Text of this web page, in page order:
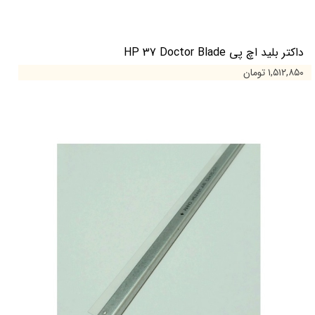
داکتر بلید اچ پی HP 37 Doctor Blade
۱,۵۱۲,۸۵۰ تومان